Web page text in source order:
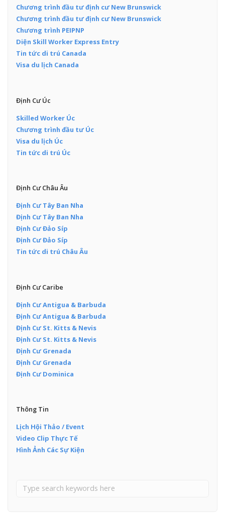
Chương trình đầu tư định cư New Brunswick
Chương trình đầu tư định cư New Brunswick
Chương trình PEIPNP
Diện Skill Worker Express Entry
Tin tức di trú Canada
Visa du lịch Canada
Định Cư Úc
Skilled Worker Úc
Chương trình đầu tư Úc
Visa du lịch Úc
Tin tức di trú Úc
Định Cư Châu Âu
Định Cư Tây Ban Nha
Định Cư Tây Ban Nha
Định Cư Đảo Síp
Định Cư Đảo Síp
Tin tức di trú Châu Âu
Định Cư Caribe
Định Cư Antigua & Barbuda
Định Cư Antigua & Barbuda
Định Cư St. Kitts & Nevis
Định Cư St. Kitts & Nevis
Định Cư Grenada
Định Cư Grenada
Định Cư Dominica
Thông Tin
Lịch Hội Thảo / Event
Video Clip Thực Tế
Hình Ảnh Các Sự Kiện